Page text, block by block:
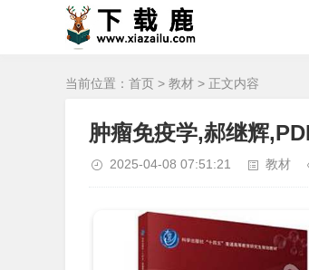
当前位置： 首页 > 教材 > 正文内容
肿瘤免疫学,郝继辉
2025-04-08 07:51:21 教材